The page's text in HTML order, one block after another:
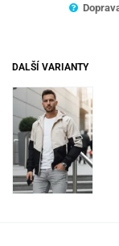
DALŠÍ VARIANTY